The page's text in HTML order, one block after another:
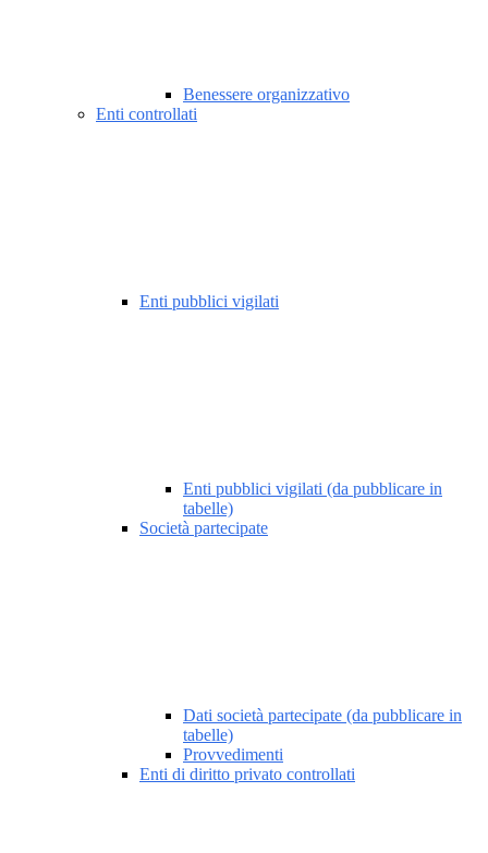
Benessere organizzativo
Enti controllati
Enti pubblici vigilati
Enti pubblici vigilati (da pubblicare in
tabelle)
Società partecipate
Dati società partecipate (da pubblicare in
tabelle)
Provvedimenti
Enti di diritto privato controllati